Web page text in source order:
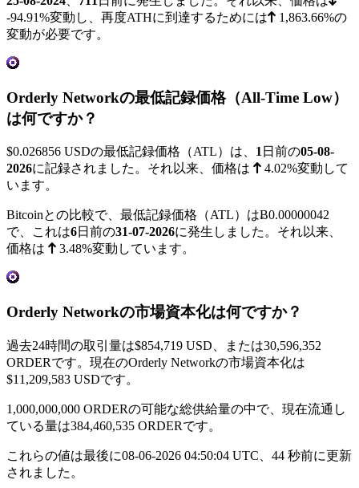
-94.91%変動し、再度ATHに到達するためには 1,863.66%の
変動が必要です。
Orderly Networkの最低記録価格（All-Time Low）
は何ですか？
$0.026856 USDの最低記録価格（ATL）は、 1 日前の05-08-
2026に記録されました。それ以来、価格は 4.02%変動して
います。
Bitcoinとの比較で、最低記録価格（ATL）はɃ0.00000042
で、これは6日前の31-07-2026に発生しました。それ以来、
価格は
3.48%変動しています。
Orderly Networkの市場資本化は何ですか？
過去24時間の取引量は$854,719 USD、または30,596,352
ORDERです。現在のOrderly Networkの市場資本化は
$11,209,583 USDです。
1,000,000,000 ORDERの可能な総供給量の中で、現在流通し
ている量は384,460,535 ORDERです。
これらの値は最後に08-06-2026 04:50:04 UTC、44 秒前に更新
されました。